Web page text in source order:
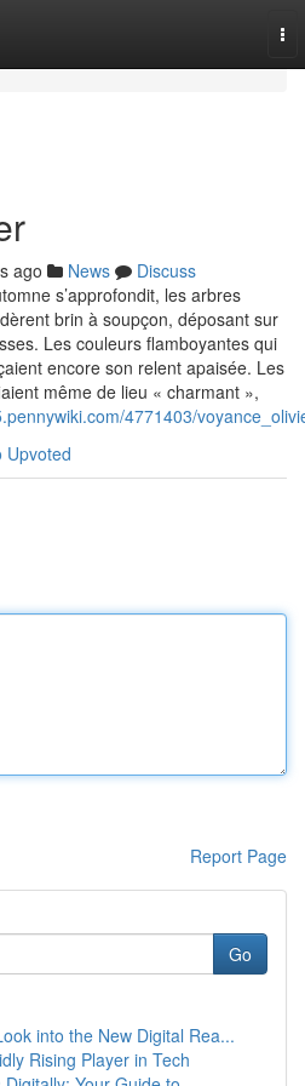
ago News
Discuss
s’approfondit, les arbres
brin à soupçon, déposant sur
Les couleurs flamboyantes qui
encore son relent apaisée. Les
même de lieu « charmant »,
4771403/
Upvoted
Report Page
Go
into the New Digital Rea...
Rising Player in Tech